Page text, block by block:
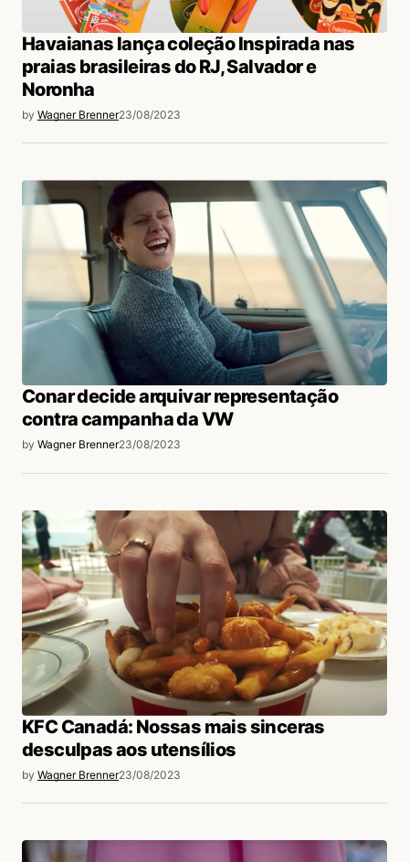
Havaianas lança coleção Inspirada nas
praias brasileiras do RJ, Salvador e
Noronha
by Wagner Brenner23/08/2023
Conar decide arquivar representação
contra campanha da VW
by Wagner Brenner23/08/2023
KFC Canadá: Nossas mais sinceras
desculpas aos utensílios
by Wagner Brenner23/08/2023